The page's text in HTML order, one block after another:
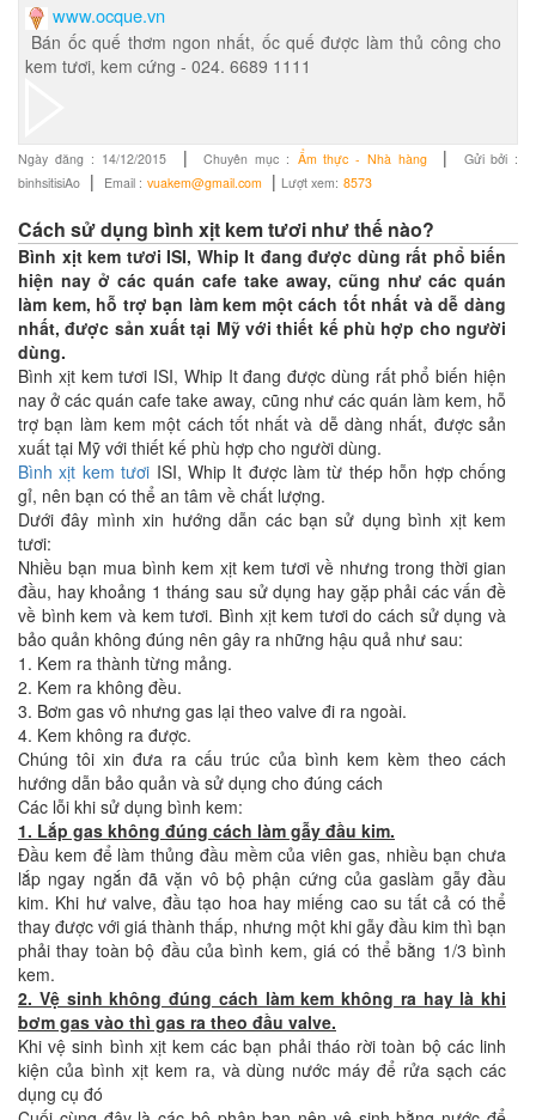
www.ocque.vn
Bán ốc quế thơm ngon nhất, ốc quế được làm thủ công cho
kem tươi, kem cứng - 024. 6689 1111
Ngày đăng : 14/12/2015 |Chuyên mục : Ẩm thực - Nhà hàng|
Gửi bởi :
binhsitisiAo | Email : vuakem@gmail.com | Lượt xem: 8573
Cách sử dụng bình xịt kem tươi như thế nào?
Bình xịt kem tươi ISI, Whip It đang được dùng rất phổ biến
hiện nay ở các quán cafe take away, cũng như các quán
làm kem, hỗ trợ bạn làm kem một cách tốt nhất và dễ dàng
nhất, được sản xuất tại Mỹ với thiết kế phù hợp cho người
dùng.
Bình xịt kem tươi ISI, Whip It đang được dùng rất phổ biến hiện
nay ở các quán cafe take away, cũng như các quán làm kem, hỗ
trợ bạn làm kem một cách tốt nhất và dễ dàng nhất, được sản
xuất tại Mỹ với thiết kế phù hợp cho người dùng.
Bình xịt kem tươi ISI, Whip It được làm từ thép hỗn hợp chống
gỉ, nên bạn có thể an tâm về chất lượng.
Dưới đây mình xin hướng dẫn các bạn sử dụng bình xịt kem
tươi:
Nhiều bạn mua bình kem xịt kem tươi về nhưng trong thời gian
đầu, hay khoảng 1 tháng sau sử dụng hay gặp phải các vấn đề
về bình kem và kem tươi. Bình xịt kem tươi do cách sử dụng và
bảo quản không đúng nên gây ra những hậu quả như sau:
1. Kem ra thành từng mảng.
2. Kem ra không đều.
3. Bơm gas vô nhưng gas lại theo valve đi ra ngoài.
4. Kem không ra được.
Chúng tôi xin đưa ra cấu trúc của bình kem kèm theo cách
hướng dẫn bảo quản và sử dụng cho đúng cách
Các lỗi khi sử dụng bình kem:
1. Lắp gas không đúng cách làm gẫy đầu kim.
Đầu kem để làm thủng đầu mềm của viên gas, nhiều bạn chưa
lắp ngay ngắn đã vặn vô bộ phận cứng của gaslàm gẫy đầu
kim. Khi hư valve, đầu tạo hoa hay miếng cao su tất cả có thể
thay được với giá thành thấp, nhưng một khi gẫy đầu kim thì bạn
phải thay toàn bộ đầu của bình kem, giá có thể bằng 1/3 bình
kem.
2. Vệ sinh không đúng cách làm kem không ra hay là khi
bơm gas vào thì gas ra theo đầu valve.
Khi vệ sinh bình xịt kem các bạn phải tháo rời toàn bộ các linh
kiện của bình xịt kem ra, và dùng nước máy để rửa sạch các
dụng cụ đó